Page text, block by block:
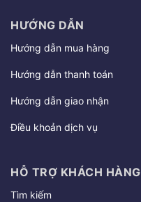
HƯỚNG DẪN
Hướng dẫn mua hàng
Hướng dẫn thanh toán
Hướng dẫn giao nhận
Điều khoản dịch vụ
HỖ TRỢ KHÁCH HÀNG
Tìm kiếm